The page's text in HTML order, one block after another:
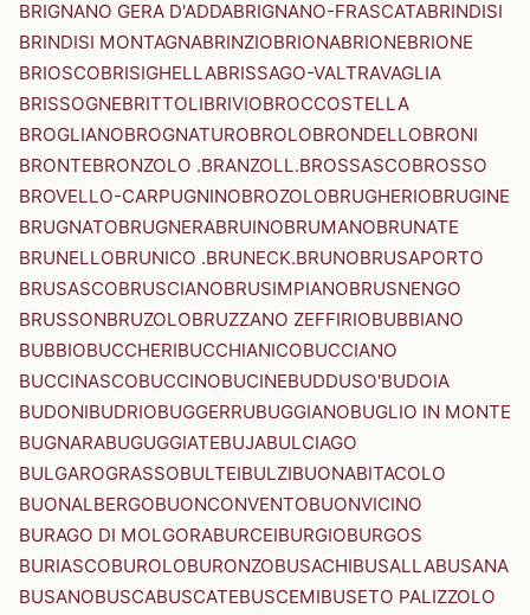
BRIGNANO GERA D'ADDABRIGNANO-FRASCATABRINDISI
BRINDISI MONTAGNABRINZIOBRIONABRIONEBRIONE
BRIOSCOBRISIGHELLABRISSAGO-VALTRAVAGLIA
BRISSOGNEBRITTOLIBRIVIOBROCCOSTELLA
BROGLIANOBROGNATUROBROLOBRONDELLOBRONI
BRONTEBRONZOLO .BRANZOLL.BROSSASCOBROSSO
BROVELLO-CARPUGNINOBROZOLOBRUGHERIOBRUGINE
BRUGNATOBRUGNERABRUINOBRUMANOBRUNATE
BRUNELLOBRUNICO .BRUNECK.BRUNOBRUSAPORTO
BRUSASCOBRUSCIANOBRUSIMPIANOBRUSNENGO
BRUSSONBRUZOLOBRUZZANO ZEFFIRIOBUBBIANO
BUBBIOBUCCHERIBUCCHIANICOBUCCIANO
BUCCINASCOBUCCINOBUCINEBUDDUSO'BUDOIA
BUDONIBUDRIOBUGGERRUBUGGIANOBUGLIO IN MONTE
BUGNARABUGUGGIATEBUJABULCIAGO
BULGAROGRASSOBULTEIBULZIBUONABITACOLO
BUONALBERGOBUONCONVENTOBUONVICINO
BURAGO DI MOLGORABURCEIBURGIOBURGOS
BURIASCOBUROLOBURONZOBUSACHIBUSALLABUSANA
BUSANOBUSCABUSCATEBUSCEMIBUSETO PALIZZOLO